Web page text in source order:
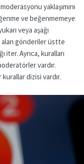
yaklaşımını
ve beğenmemeye
veya aşağı
alan gönderiler üstte
iter. Ayrıca, kuralları
vardır.
dizisi vardır.